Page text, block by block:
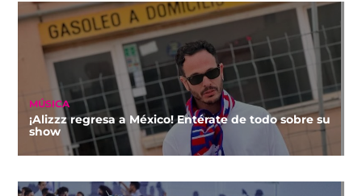
MÚSICA
¡Alizzz regresa a México! Entérate de todo sobre su
show